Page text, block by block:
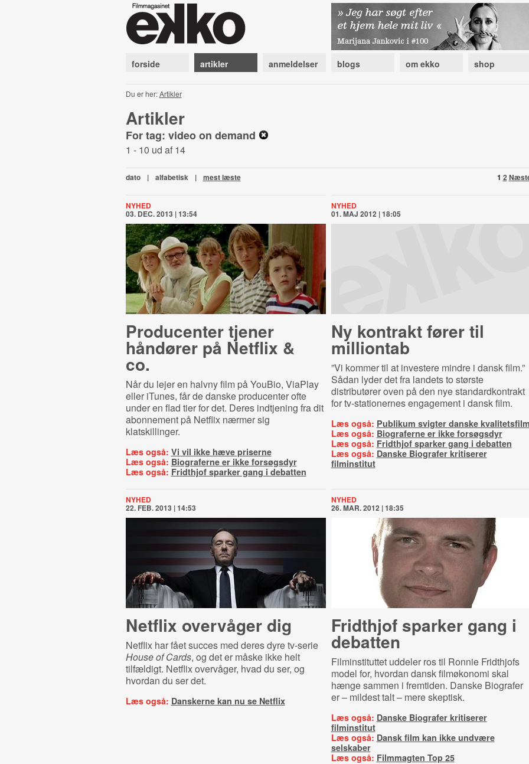
forside artikler anmeldelser blogs om ekko shop
Du er her:Artikler
Artikler
For tag: video on demand
1 - 10 ud af 14
1 2
dato | alfabetisk | mest læste
NYHED
03. DEC. 2013 | 13:54
Producenter tjener
håndører på Netflix &
co.
Når du lejer en halvny film på YouBio, ViaPlay
eller iTunes, får de danske producenter ofte
under en flad tier for det. Deres indtjening fra dit
abonnement på Netflix nærmer sig
klatskillinger.
Læs også: Vi vil ikke hæve priserne
Læs også: Biograferne er ikke forsøgsdyr
Læs også: Fridthjof sparker gang i debatten
NYHED
01. MAJ 2012 | 18:05
Ny kontrakt fører til
milliontab
”Vi kommer til at investere mindre i dansk film.”
Sådan lyder det fra landets to største
distributører oven på den nye standardkontrakt
for tv-stationernes engagement i dansk film.
Læs også: Publikum svigter danske
Læs også: Biograferne er ikke forsøgsdyr
Læs også: Fridthjof sparker gang i debatten
Læs også: Danske Biografer kritiserer
filminstitut
NYHED
22. FEB. 2013 | 14:53
Netflix overvåger dig
Netflix har fået succes med deres dyre tv-serie
House of Cards, og det er måske ikke helt
tilfældigt. Netflix overvåger, hvad du ser, og
hvordan du ser det.
Læs også: Danskerne kan nu se Netflix
NYHED
26. MAR. 2012 | 18:35
Fridthjof sparker gang i
debatten
Filminstituttet uddeler ros til Ronnie Fridthjofs
model for, hvordan dansk filmøkonomi skal
hænge sammen i fremtiden. Danske Biografer
er – mildest talt – mere skeptisk.
Læs også: Danske Biografer kritiserer
filminstitut
Læs også: Dansk film kan ikke undvære
selskaber
Læs også: Filmmagten Top 25